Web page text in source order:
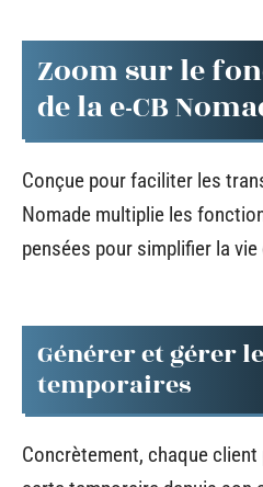
Zoom sur le
de la e-CB
Conçue pour faciliter les
Nomade multiplie les
pensées pour simplifier la
Générer et gérer
temporaires
Concrètement, chaque